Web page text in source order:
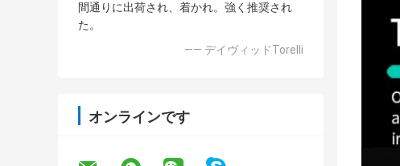
間通りに出荷され、着かれ。強く推奨され
た。
—— デイヴィッドTorelli
オンラインです